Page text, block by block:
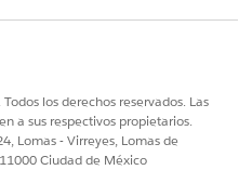
los derechos reservados. Las
a sus respectivos propietarios.
Lomas - Virreyes, Lomas de
Ciudad de México